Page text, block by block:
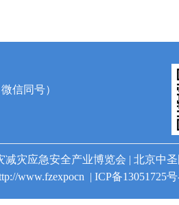
信同号）
减灾应急安全产业博览会 | 北京中
www.fzexpocn | ICP备13051725号